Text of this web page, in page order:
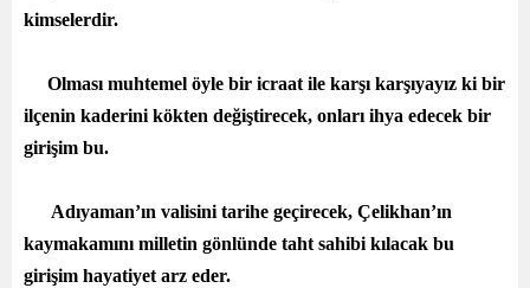
kimselerdir.
Olması muhtemel öyle bir icraat ile karşı karşıyayız ki bir
ilçenin kaderini kökten değiştirecek, onları ihya edecek bir
girişim bu.
Adıyaman’ın valisini tarihe geçirecek, Çelikhan’ın
kaymakamını milletin gönlünde taht sahibi kılacak bu
girişim hayatiyet arz eder.